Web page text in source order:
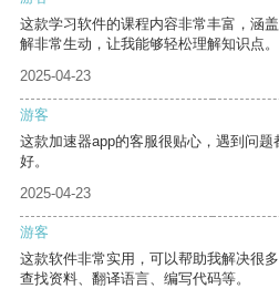
这款学习软件的课程内容非常丰富，涵
解非常生动，让我能够轻松理解知识点。
2025-04-23
游客
这款加速器app的客服很贴心，遇到问
好。
2025-04-23
游客
这款软件非常实用，可以帮助我解决很
查找资料、翻译语言、编写代码等。